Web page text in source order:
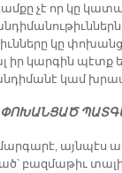
չէ որ կը
կը
իր կարգին պէտք
կամ
այնպէս
բազմաթիւ